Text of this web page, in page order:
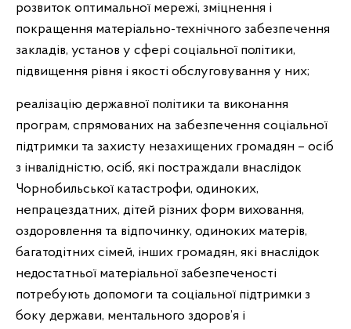
розвиток оптимальної мережі, зміцнення і
покращення матеріально-технічного забезпечення
закладів, установ у сфері соціальної політики,
підвищення рівня і якості обслуговування у них;
реалізацію державної політики та виконання
програм, спрямованих на забезпечення соціальної
підтримки та захисту незахищених громадян – осіб
з інвалідністю, осіб, які постраждали внаслідок
Чорнобильської катастрофи, одиноких,
непрацездатних, дітей різних форм виховання,
оздоровлення та відпочинку, одиноких матерів,
багатодітних сімей, інших громадян, які внаслідок
недостатньої матеріальної забезпеченості
потребують допомоги та соціальної підтримки з
боку держави, ментального здоров’я і